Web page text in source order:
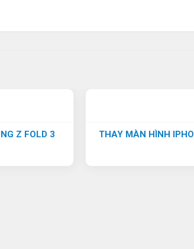
Z FOLD 3 THAY MÀN HÌNH